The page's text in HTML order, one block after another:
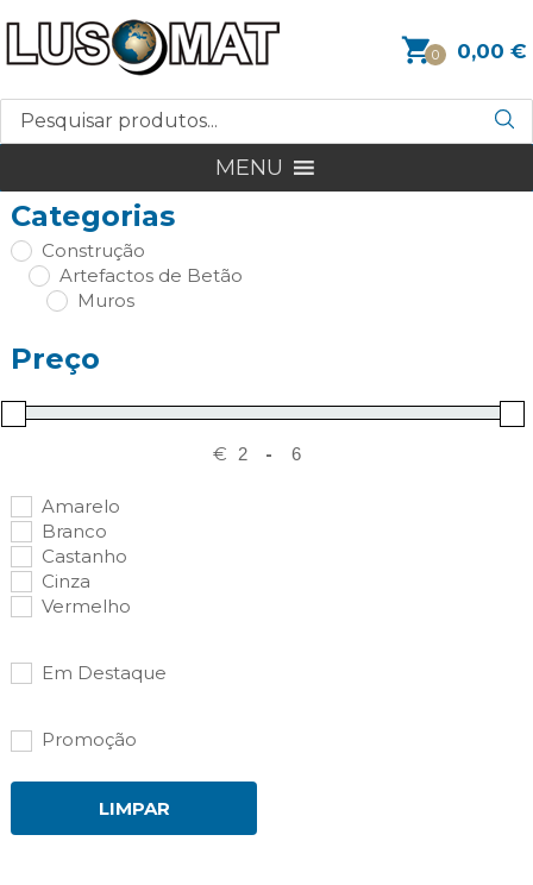
0 0,00 €
MENU
Categorias
Construção
Artefactos de Betão
Muros
Preço
€ -
Amarelo
Branco
Castanho
Cinza
Vermelho
Em Destaque
Promoção
LIMPAR